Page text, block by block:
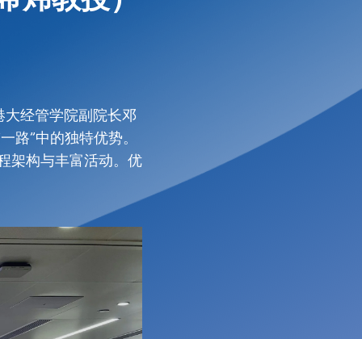
经管学院副院长邓
路”中的独特优势。
架构与丰富活动。优